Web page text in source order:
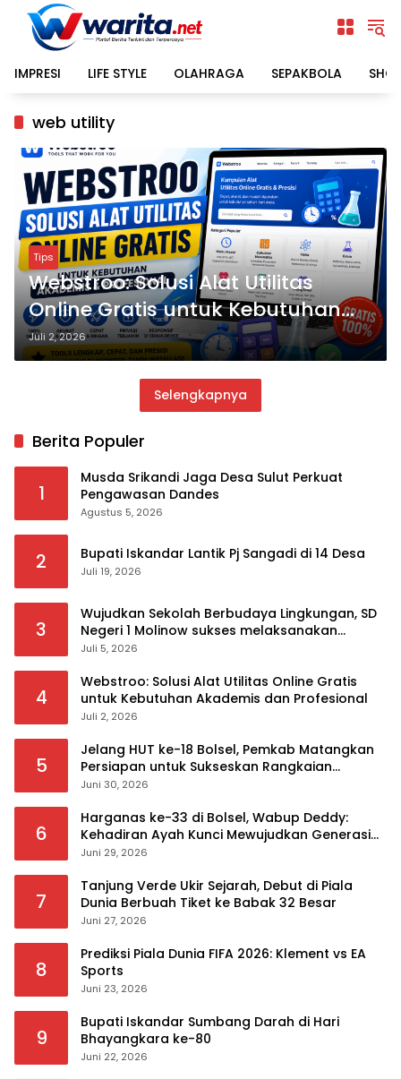
Langsung
konten
IMPRESI
LIFE STYLE OLAHRAGA SEPAKBOLA
web utility
Tips
Webstroo: Solusi Alat Utilitas
Online Gratis untuk Kebutuhan
Akademis dan Profesional
Juli 2, 2026
Selengkapnya
Berita Populer
1
Musda Srikandi Jaga Desa Sulut Perkuat
Pengawasan Dandes
Agustus 5, 2026
2 Bupati Iskandar Lantik Pj Sangadi di 14 Desa
Juli 19, 2026
3
Wujudkan Sekolah Berbudaya Lingkungan, SD
Negeri 1 Molinow sukses melaksanakan
serangkaian kegiatan Kampanye dan
Juli 5, 2026
4
Webstroo: Solusi Alat Utilitas Online Gratis
untuk Kebutuhan Akademis dan Profesional
Juli 2, 2026
5
Jelang HUT ke-18 Bolsel, Pemkab Matangkan
Persiapan untuk Sukseskan Rangkaian
Peringatan
Juni 30, 2026
6
Harganas ke-33 di Bolsel, Wabup Deddy:
Kehadiran Ayah Kunci Mewujudkan Generasi
Berkualitas
Juni 29, 2026
7
Tanjung Verde Ukir Sejarah, Debut di Piala
Dunia Berbuah Tiket ke Babak 32 Besar
Juni 27, 2026
8
Prediksi Piala Dunia FIFA 2026: Klement vs EA
Sports
Juni 23, 2026
9
Bupati Iskandar Sumbang Darah di Hari
Bhayangkara ke-80
Juni 22, 2026